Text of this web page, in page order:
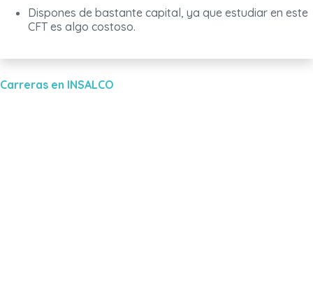
Dispones de bastante capital, ya que estudiar en este
CFT es algo costoso.
Carreras en INSALCO